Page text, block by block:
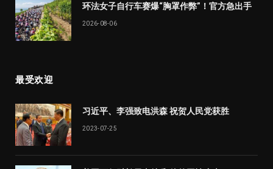
环法女子自行车赛爆“胸罩作弊”！官方急出手
2026-08-06
最受欢迎
习近平、李强致电洪森 祝贺人民党获胜
2023-07-25